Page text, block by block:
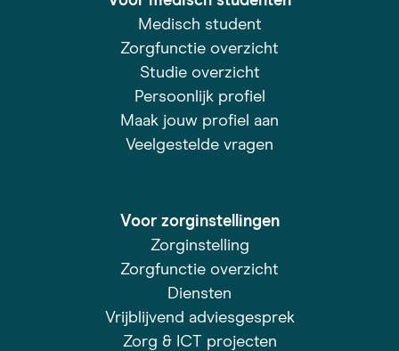
Medisch student
Zorgfunctie overzicht
Studie overzicht
Persoonlijk profiel
Maak jouw profiel aan
Veelgestelde vragen
Voor zorginstellingen
Zorginstelling
Zorgfunctie overzicht
Diensten
Vrijblijvend adviesgesprek
Zorg & ICT projecten